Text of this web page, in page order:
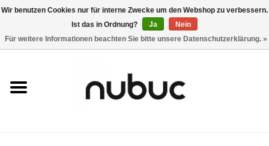
0 Artikel - CHF 0,00
Damen
Wir benutzen Cookies nur für interne Zwecke um den Webshop zu verbessern.
Ist das in Ordnung?
Ja
Nein
Für weitere Informationen beachten Sie bitte unsere Datenschutzerklärung. »